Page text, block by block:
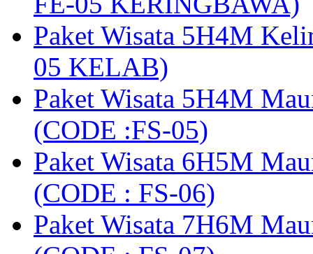
Paket Wisata 5H4M
05 KELAB)
Paket Wisata 5H4M
(CODE :FS-05)
Paket Wisata 6H5M
(CODE : FS-06)
Paket Wisata 7H6M